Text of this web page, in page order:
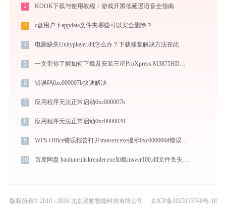
2 KOOK下载与使用教程：游戏开黑低延迟语音全指南
3 c盘用户下appdata文件夹哪些可以安全删除？
4 电脑缺失Unityplayer.dll怎么办？下载修复解决方法在此
5 一文带你了解如何下载及安装三星ProXpress M3875HD打印机驱动
6 错误码0xc000007b快速解决
7 应用程序无法正常启动0xc000007b
8 应用程序无法正常启动0xc0000020
9 WPS Office错误报告打开transerr.exe提示0xc000000d错误码怎么办
10 百度网盘 baidunetdiskrender.exe加载msvcr100.dll文件丢失处理办法
版权所有© 2010 - 2026 北京灵豹智能科技有限公司 京ICP备2025133740号-18